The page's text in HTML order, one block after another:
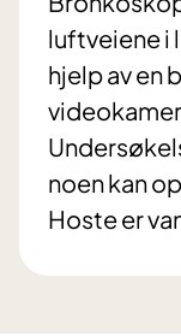
luftveiene i
hjelp av en
noen kan
Hoste er